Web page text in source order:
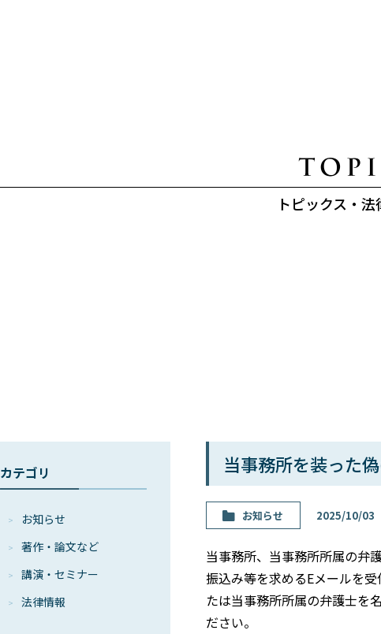
トピックス・法
当事務所を装った
お知らせ 2025/10/03
当事務所、当事務所所属の弁
振込み等を求めるEメールを
たは当事務所所属の弁護士を
ださい。
カテゴリ
お知らせ
著作・論⽂など
講演・セミナー
法律情報